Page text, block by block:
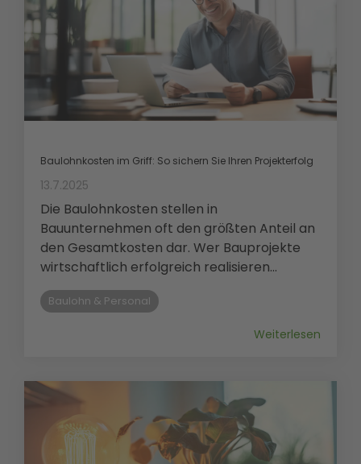
Baulohnkosten im Griff: So sichern Sie Ihren Projekterfolg
13.7.2025
Die Baulohnkosten stellen in
Bauunternehmen oft den größten Anteil an
den Gesamtkosten dar. Wer Bauprojekte
wirtschaftlich erfolgreich realisieren...
Baulohn & Personal
Weiterlesen